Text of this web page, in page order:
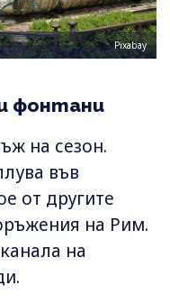
Pixabay
фонтани
на сезон.
във
от другите
на Рим.
на